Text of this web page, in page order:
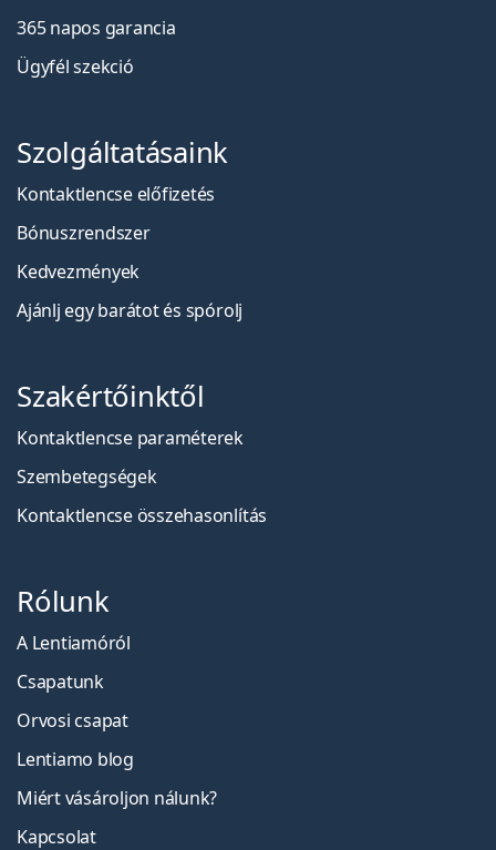
365 napos garancia
Ügyfél szekció
Szolgáltatásaink
Kontaktlencse előfizetés
Bónuszrendszer
Kedvezmények
Ajánlj egy barátot és spórolj
Szakértőinktől
Kontaktlencse paraméterek
Szembetegségek
Kontaktlencse összehasonlítás
Rólunk
A Lentiamóról
Csapatunk
Orvosi csapat
Lentiamo blog
Miért vásároljon nálunk?
Kapcsolat